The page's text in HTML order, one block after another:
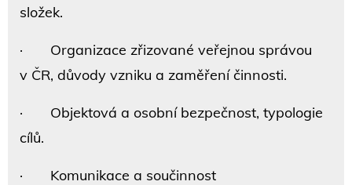
složek.
· Organizace zřizované veřejnou správou
v ČR, důvody vzniku a zaměření činnosti.
· Objektová a osobní bezpečnost, typologie
cílů.
· Komunikace a součinnost